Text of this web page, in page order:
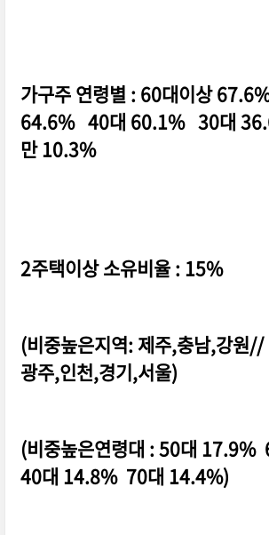
가구주 연령별 : 60대이상
64.6% 40대 60.1% 30대
만 10.3%
2주택이상 소유비율 : 15%
(비중높은지역: 제주,충남,강원
광주,인천,경기,서울)
(비중높은연령대 : 50대
40대 14.8% 70대 14.4%)